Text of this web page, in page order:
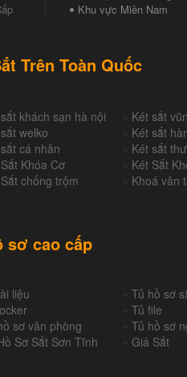
Khu vực Miền Nam
Trên Toàn Quốc
khách sạn hà nội Két sắt
welko Két sắt
cá nhân Két sắt
Khóa Cơ Két Sắt
chống trộm Khoá vân
sơ cao cấp
liệu +Tủ hồ sơ
+Tủ file
sơ văn phòng +Tủ hồ sơ
Sơ Sắt Sơn Tĩnh
+Giá Sắt